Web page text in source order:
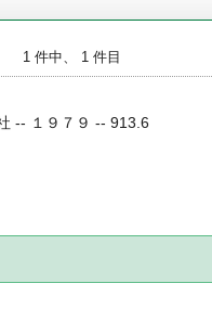
1 件中、 1 件目
-- １９７９ -- 913.6